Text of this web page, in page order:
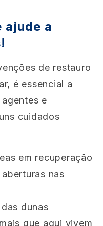
ajude a
de restauro
é essencial a
e
cuidados
em recuperação
nas
dunas
que aqui vivem